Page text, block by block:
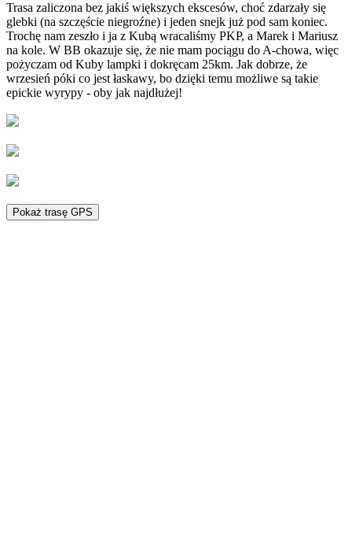
Trasa zaliczona bez jakiś większych ekscesów, choć zdarzały się
glebki (na szczęście niegroźne) i jeden snejk już pod sam koniec.
Trochę nam zeszło i ja z Kubą wracaliśmy PKP, a Marek i Mariusz
na kole. W BB okazuje się, że nie mam pociągu do A-chowa, więc
pożyczam od Kuby lampki i dokręcam 25km. Jak dobrze, że
wrzesień póki co jest łaskawy, bo dzięki temu możliwe są takie
epickie wyrypy - oby jak najdłużej!
Pokaż trasę GPS